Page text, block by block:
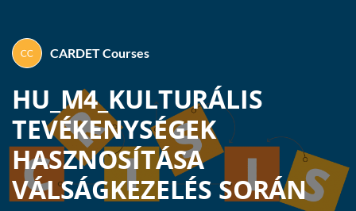
CARDET Courses
HU_M4_KULTURÁLIS
TEVÉKENYSÉGEK
HASZNOSÍTÁSA
VÁLSÁGKEZELÉS SORÁN